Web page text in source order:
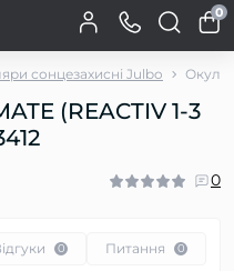
0
сонцезахисні Julbo
(REACTIV 1-3
0
0 Питання 0